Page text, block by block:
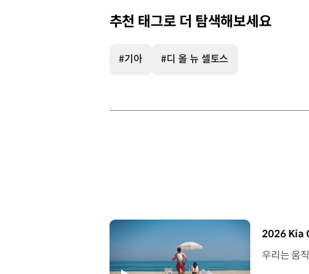
추천 태그로 더 탐색해보세요
#기아 #디 올 뉴 셀토스
[동영상]
2026 Kia